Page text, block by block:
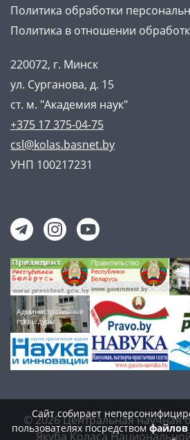
Политика обработки
Политика в отношении
220072, г. Минск
ул. Сурганова, д. 15
ст. м. "Академия наук"
+375 17 375-04-75
csl@kolas.basnet.by
УНП 100217231
© 2026 Центральная научная
Якуба Коласа
Сайт собирает
пользователях посредствомфайлов